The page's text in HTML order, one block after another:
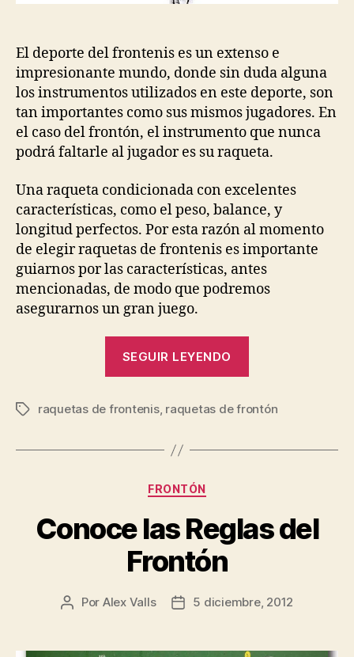
El deporte del frontenis es un extenso e
impresionante mundo, donde sin duda alguna
los instrumentos utilizados en este deporte, son
tan importantes como sus mismos jugadores. En
el caso del frontón, el instrumento que nunca
podrá faltarle al jugador es su raqueta.
Una raqueta condicionada con excelentes
características, como el peso, balance, y
longitud perfectos. Por esta razón al momento
de elegir raquetas de frontenis es importante
guiarnos por las características, antes
mencionadas, de modo que podremos
asegurarnos un gran juego.
SEGUIR LEYENDO
de
Etiquetas
raquetas de frontenis, raquetas de frontón
Categorías
FRONTÓN
Conoce las Reglas del
Frontón
Autor
Por Alex Valls
Fecha5 diciembre, 2012